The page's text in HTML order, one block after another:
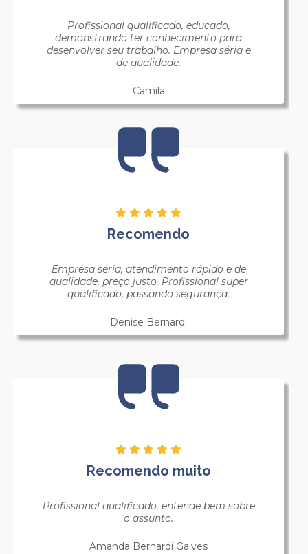
Profissional qualificado, educado,
demonstrando ter conhecimento para
desenvolver seu trabalho. Empresa séria e
de qualidade.
Camila
Recomendo
Empresa séria, atendimento rápido e de
qualidade, preço justo. Profissional super
qualificado, passando segurança.
Denise Bernardi
Recomendo muito
Profissional qualificado, entende bem sobre
o assunto.
Amanda Bernardi Galves